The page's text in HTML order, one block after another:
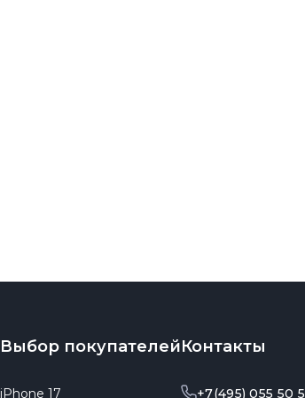
Выбор покупателей
iPhone 17
Контакты
+7(495) 055 50